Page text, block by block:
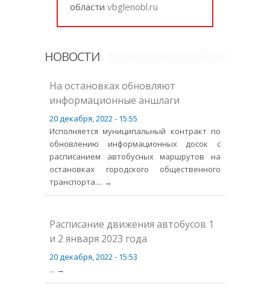
области vbglenobl.ru
НОВОСТИ
На остановках обновляют
информационные аншлаги
20 декабря, 2022 - 15:55
Исполняется муниципальный контракт по
обновлению информационных досок с
расписанием автобусных маршрутов на
остановках городского общественного
транспорта.... →
Расписание движения автобусов 1
и 2 января 2023 года
20 декабря, 2022 - 15:53
... →